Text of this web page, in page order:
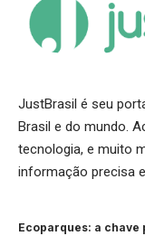
JustBrasil é seu
Brasil e do mundo.
tecnologia, e muito
informação precisa
Ecoparques: a